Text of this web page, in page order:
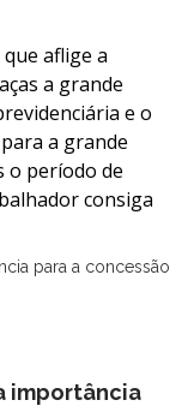
aflige a
a grande
e o
a grande
o período de
consiga
importância